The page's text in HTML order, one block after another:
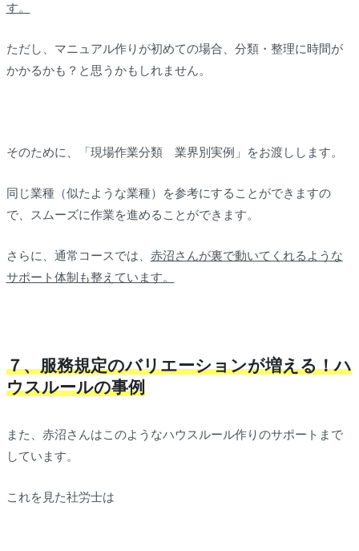
す。
ただし、マニュアル作りが初めての場合、分類・整理に時間が
かかるかも？と思うかもしれません。
そのために、「現場作業分類 業界別実例」をお渡しします。
同じ業種（似たような業種）を参考にすることができますの
で、スムーズに作業を進めることができます。
さらに、通常コースでは、 赤沼さんが裏で動いてくれるような
サポート体制も整えています。
７、服務規定のバリエーションが増える！ハ
ウスルールの事例
また、赤沼さんはこのようなハウスルール作りのサポートまで
しています。
これを見た社労士は